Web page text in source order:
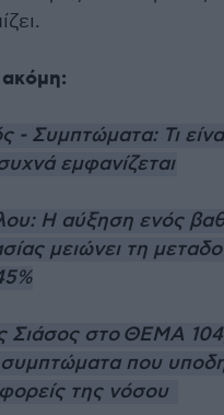
- Συμπτώματα: Τι
εμφανίζεται
Η αύξηση ενός
μειώνει τη
Σιάσος στο ΘΕΜΑ
που
της νόσου